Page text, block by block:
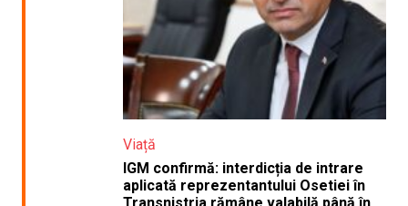
Viață
IGM confirmă: interdicția de intrare
aplicată reprezentantului Osetiei în
Transnistria rămâne valabilă până în